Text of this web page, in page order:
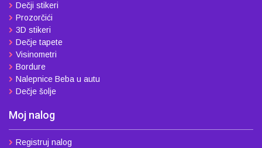
Dečji stikeri
Prozorčići
3D stikeri
Dečje tapete
Visinometri
Bordure
Nalepnice Beba u autu
Dečje šolje
Moj nalog
Registruj nalog